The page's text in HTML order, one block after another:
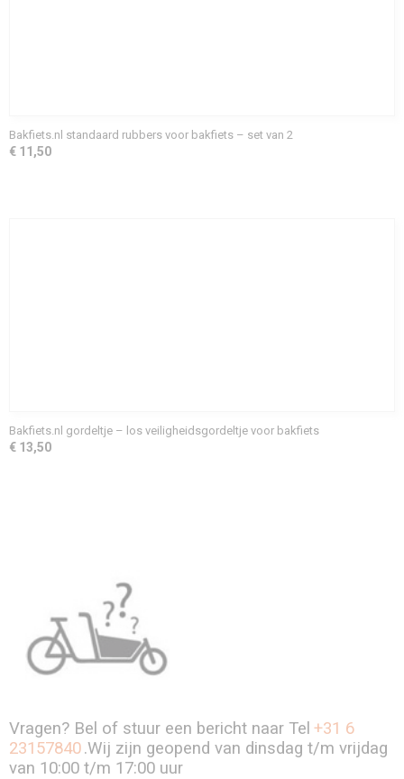
Bakfiets.nl standaard rubbers voor bakfiets – set van 2
€ 11,50
Bakfiets.nl gordeltje – los veiligheidsgordeltje voor bakfiets
€ 13,50
Vragen? Bel of stuur een bericht naar Tel +31 6
23157840.Wij zijn geopend van dinsdag t/m vrijdag
van 10:00 t/m 17:00 uur